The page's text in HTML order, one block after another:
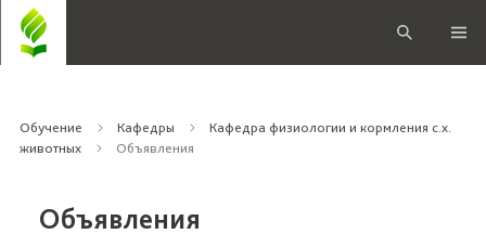
Обучение Кафедры
Кафедра физиологии и кормления с.х.
животных
Объявления
Объявления